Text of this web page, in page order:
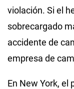
violación. Si el
sobrecargado
accidente de
empresa de
En New York, el